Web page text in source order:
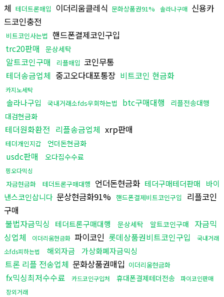
체 테더트론매입 이더리움클레식 문화상품권91% 솔라나구매 신용카
드코인충전
비트코인사는법 핸드폰결제코인구입
trc20판매
문상세탁
알트코인구매 리플매입 코인무통
테더송금업체 중고오다대포통장 비트코인 현금화
카지노세탁
솔라나구입 국내거래소fds우회하는법 btc구매대행
리플전송대행
대검현금화
테더원화환전 리플송금업체 xrp판매
테더개인지갑 언더돈현금화
usdc판매 오다집수수료
핑오다믹싱
자금현금화 테더트론구매대행 언더돈현금화 테더구매테더판매
바이
낸스코인삽니다 문상현금화91% 핸드폰결제비트코인구입
리플코인
구매
불법자금믹싱
테더트론구매대행 문상세탁 알트코인구매
자금믹
싱업체
이더리움현금화 파이코인 롯데상품권비트코인구입
국내거래
소fds피하는법
해외자금 가상화폐자금믹싱
트론 리플 전송업체 문화상품권매입 이더리움현금화
fx믹싱최저수수료 카드코인구입처 휴대폰결제테더전송
파이코인판매
장외거래